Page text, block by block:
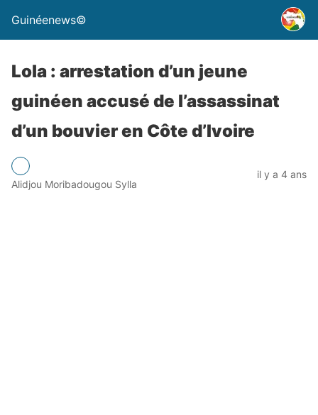
Guinéenews©
Lola : arrestation d’un jeune
guinéen accusé de l’assassinat
d’un bouvier en Côte d’Ivoire
Alidjou Moribadougou Sylla
il y a 4 ans